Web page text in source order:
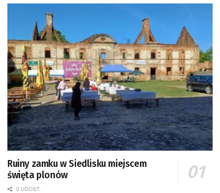
Ruiny zamku w Siedlisku miejscem
święta plonów
0 UDOST.